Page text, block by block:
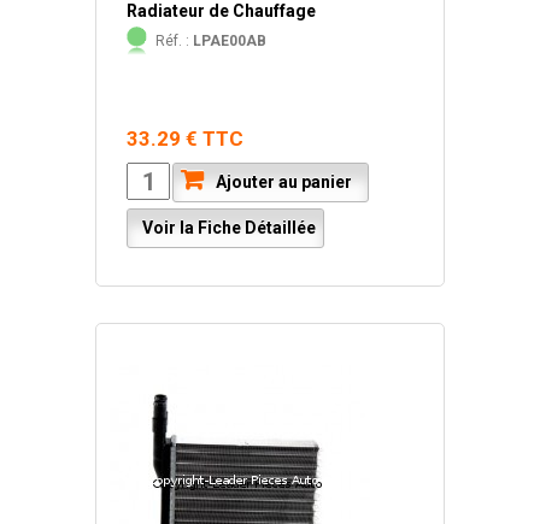
Radiateur de Chauffage
Réf. : LPAE00AB
33.29 € TTC
Ajouter au panier
Voir la Fiche Détaillée